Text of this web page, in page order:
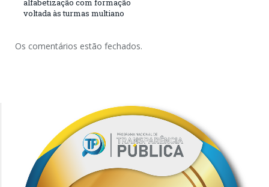
alfabetização com formação
voltada às turmas multiano
Os comentários estão fechados.